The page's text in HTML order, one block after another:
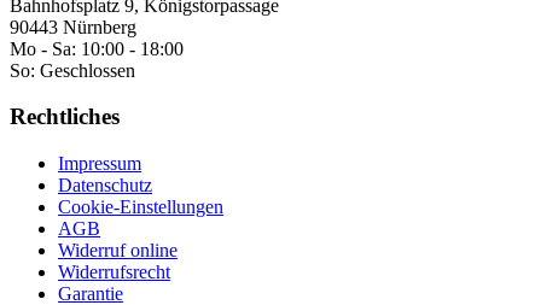
Bahnhofsplatz 9, Königstorpassage
90443 Nürnberg
Mo - Sa: 10:00 - 18:00
So: Geschlossen
Rechtliches
Impressum
Datenschutz
Cookie-Einstellungen
AGB
Widerruf online
Widerrufsrecht
Garantie